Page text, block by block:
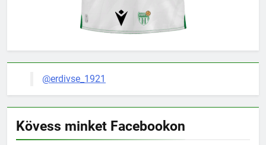
@erdivse_1921
Kövess minket Facebookon